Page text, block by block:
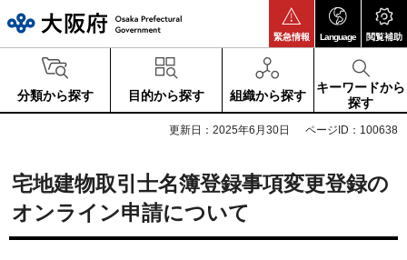
緊急情報 Language 閲覧補助
分類から探す 目的から探す 組織から探す
キーワードから
探す
更新日：2025年6月30日 ページID：100638
宅地建物取引士名簿登録事項変更登録の
オンライン申請について